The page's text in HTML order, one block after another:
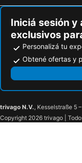
Iniciá sesión
exclusivos
Personalizá tu
Obtené ofertas y
trivago N.V., Kesselstraße 5
Copyright 2026 trivago |